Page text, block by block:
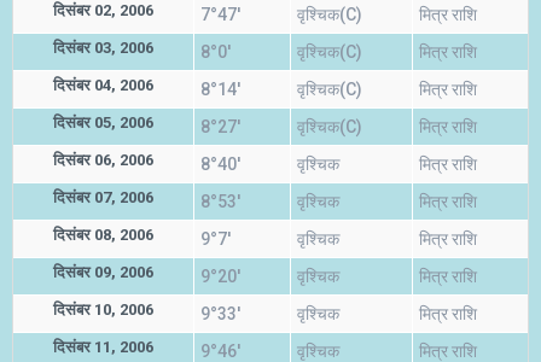
दिसंबर 02, 2006 7°47' वृश्चिक(C) मित्र राशि
दिसंबर 03, 2006 8°0' वृश्चिक(C) मित्र राशि
दिसंबर 04, 2006 8°14' वृश्चिक(C) मित्र राशि
दिसंबर 05, 2006 8°27' वृश्चिक(C) मित्र राशि
दिसंबर 06, 2006 8°40' वृश्चिक मित्र राशि
दिसंबर 07, 2006 8°53' वृश्चिक मित्र राशि
दिसंबर 08, 2006 9°7' वृश्चिक मित्र राशि
दिसंबर 09, 2006 9°20' वृश्चिक मित्र राशि
दिसंबर 10, 2006 9°33' वृश्चिक मित्र राशि
दिसंबर 11, 2006 9°46' वृश्चिक मित्र राशि